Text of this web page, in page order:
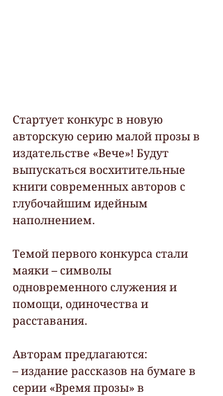
Стартует конкурс в новую
авторскую серию малой прозы в
издательстве «Вече»! Будут
выпускаться восхитительные
книги современных авторов с
глубочайшим идейным
наполнением.
Темой первого конкурса стали
маяки – символы
одновременного служения и
помощи, одиночества и
расставания.
Авторам предлагаются:
– издание рассказов на бумаге в
серии «Время прозы» в